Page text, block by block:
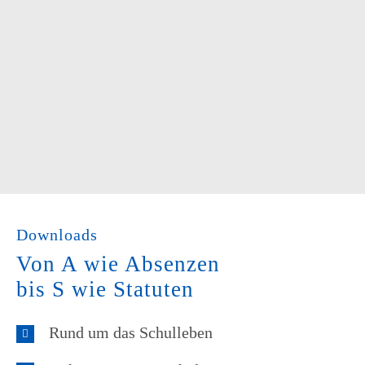
Downloads
Von A wie Absenzen
bis S wie Statuten
Rund um das Schulleben